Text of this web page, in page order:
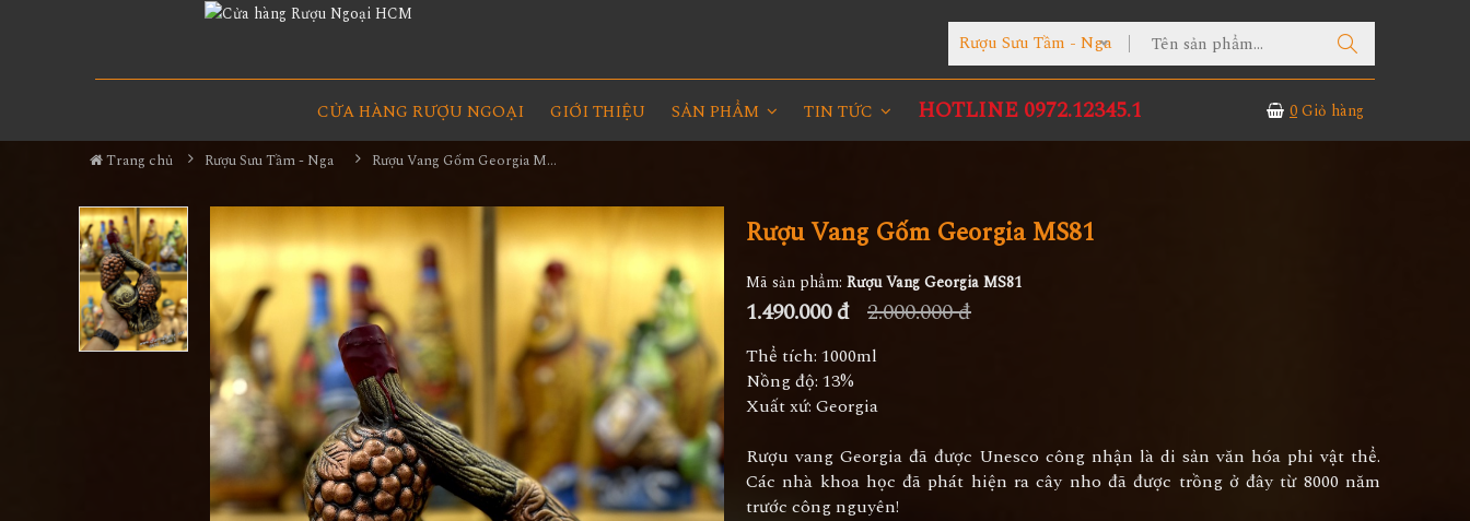
Rượu Sưu Tầm - Nga
CỬA HÀNG RƯỢU NGOẠI GIỚI THIỆU SẢN PHẨM TIN TỨC HOTLINE 0972.12345.1 0Giỏ hàng
Trang chủ Rượu Sưu Tầm - Nga Rượu Vang Gốm Georgia MS81
Rượu Vang Gốm Georgia MS81
Mã sản phẩm: Rượu Vang Georgia MS81
1.490.000 đ 2.000.000 đ
Thể tích: 1000ml
Nồng độ: 13%
Xuất xứ: Georgia
Rượu vang Georgia đã được Unesco công nhận là di sản văn hóa phi vật thể.
Các nhà khoa học đã phát hiện ra cây nho đã được trồng ở đây từ 8000 năm
trước công nguyên!